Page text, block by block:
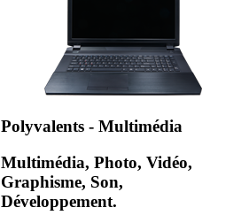
Polyvalents - Multimédia
Multimédia, Photo, Vidéo,
Graphisme, Son,
Développement.